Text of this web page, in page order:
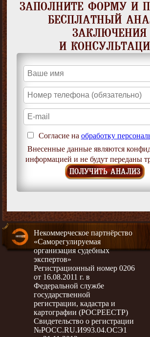
ЗАПОЛНИТЕ ФОРМУ И
БЕСПЛАТНЫЙ
ЗАКЛЮЧЕНИЯ
И
Согласие на обработку
Внесенные данные являются
информацией и не будут переданы
ПОЛУЧИТЬ АНАЛИЗ
Некоммерческое партнёрство
«Саморегулируемая
организация судебных
экспертов»
Регистрационный номер 0206
от 16.08.2011 г. в
Федеральной службе
государственной
регистрации, кадастра и
картографии (РОСРЕЕСТР)
Свидетельство о регистрации
№РОСС.RU.И993.04.ОСЭ1